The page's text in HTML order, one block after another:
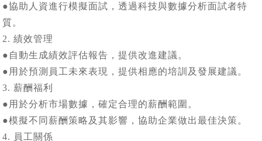
●協助人資進行模擬面試，透過科技與數據分析面試者特
質。
2. 績效管理
●自動生成績效評估報告，提供改進建議。
●用於預測員工未來表現，提供相應的培訓及發展建議。
3. 薪酬福利
●用於分析市場數據，確定合理的薪酬範圍。
●模擬不同薪酬策略及其影響，協助企業做出最佳決策。
4. 員工關係